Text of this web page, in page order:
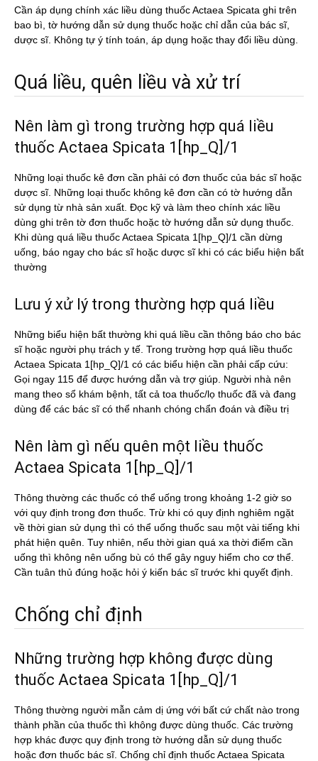
Cần áp dụng chính xác liều dùng thuốc Actaea Spicata ghi trên
bao bì, tờ hướng dẫn sử dụng thuốc hoặc chỉ dẫn của bác sĩ,
dược sĩ. Không tự ý tính toán, áp dụng hoặc thay đổi liều dùng.
Quá liều, quên liều và xử trí
Nên làm gì trong trường hợp quá liều
thuốc Actaea Spicata 1[hp_Q]/1
Những loại thuốc kê đơn cần phải có đơn thuốc của bác sĩ hoặc
dược sĩ. Những loại thuốc không kê đơn cần có tờ hướng dẫn
sử dụng từ nhà sản xuất. Đọc kỹ và làm theo chính xác liều
dùng ghi trên tờ đơn thuốc hoặc tờ hướng dẫn sử dụng thuốc.
Khi dùng quá liều thuốc Actaea Spicata 1[hp_Q]/1 cần dừng
uống, báo ngay cho bác sĩ hoặc dược sĩ khi có các biểu hiện bất
thường
Lưu ý xử lý trong thường hợp quá liều
Những biểu hiện bất thường khi quá liều cần thông báo cho bác
sĩ hoặc người phụ trách y tế. Trong trường hợp quá liều thuốc
Actaea Spicata 1[hp_Q]/1 có các biểu hiện cần phải cấp cứu:
Gọi ngay 115 để được hướng dẫn và trợ giúp. Người nhà nên
mang theo sổ khám bệnh, tất cả toa thuốc/lọ thuốc đã và đang
dùng để các bác sĩ có thể nhanh chóng chẩn đoán và điều trị
Nên làm gì nếu quên một liều thuốc
Actaea Spicata 1[hp_Q]/1
Thông thường các thuốc có thể uống trong khoảng 1-2 giờ so
với quy định trong đơn thuốc. Trừ khi có quy định nghiêm ngặt
về thời gian sử dụng thì có thể uống thuốc sau một vài tiếng khi
phát hiện quên. Tuy nhiên, nếu thời gian quá xa thời điểm cần
uống thì không nên uống bù có thể gây nguy hiểm cho cơ thể.
Cần tuân thủ đúng hoặc hỏi ý kiến bác sĩ trước khi quyết định.
Chống chỉ định
Những trường hợp không được dùng
thuốc Actaea Spicata 1[hp_Q]/1
Thông thường người mẫn cảm dị ứng với bất cứ chất nào trong
thành phần của thuốc thì không được dùng thuốc. Các trường
hợp khác được quy định trong tờ hướng dẫn sử dụng thuốc
hoặc đơn thuốc bác sĩ. Chống chỉ định thuốc Actaea Spicata